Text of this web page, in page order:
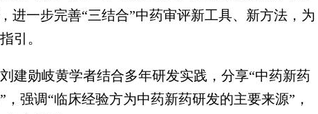
进一步完善“三结合”中药审评新工具、新方法，为
引。
勋岐黄学者结合多年研发实践，分享“中药新药
强调“临床经验方为中药新药研发的主要来源”，